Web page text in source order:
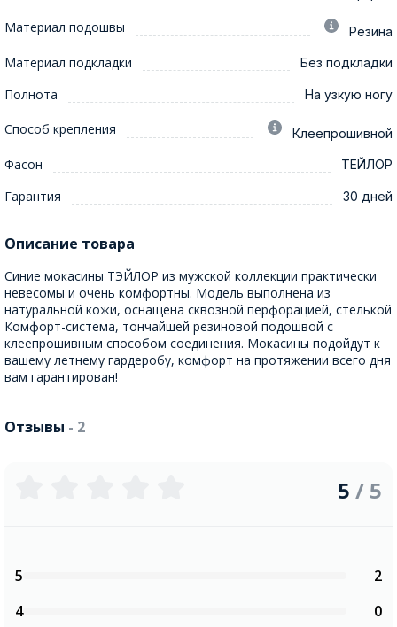
Материал подошвы Резина
Материал подкладки Без подкладки
Полнота На узкую ногу
Способ крепления Клеепрошивной
Фасон ТЕЙЛОР
Гарантия 30 дней
Описание товара
Синие мокасины ТЭЙЛОР из мужской коллекции практически
невесомы и очень комфортны. Модель выполнена из
натуральной кожи, оснащена сквозной перфорацией, стелькой
Комфорт-система, тончайшей резиновой подошвой с
клеепрошивным способом соединения. Мокасины подойдут к
вашему летнему гардеробу, комфорт на протяжении всего дня
вам гарантирован!
Отзывы - 2
5 / 5
5
2
4
0